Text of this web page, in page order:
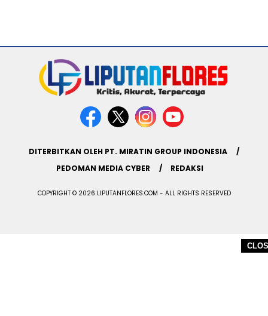
DITERBITKAN OLEH PT. MIRATIN GROUP INDONESIA
PEDOMAN MEDIA CYBER
REDAKSI
COPYRIGHT © 2026 LIPUTANFLORES.COM - ALL RIGHTS RESERVED